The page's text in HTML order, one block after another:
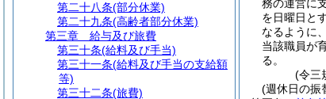
務の運営に
を日曜日と
なるように、
当該職員が
る。
(令三
(週休日の振
第二十八条(部分休業)
第二十九条(高齢者部分休業)
第三章
給与及び旅費
第三十条(給料及び手当)
第三十一条(給料及び手当の支給額
等)
第三十二条(旅費)